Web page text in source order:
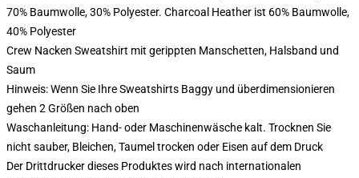
70% Baumwolle, 30% Polyester. Charcoal Heather ist 60% Baumwolle,
40% Polyester
Crew Nacken Sweatshirt mit gerippten Manschetten, Halsband und
Saum
Hinweis: Wenn Sie Ihre Sweatshirts Baggy und überdimensionieren
gehen 2 Größen nach oben
Waschanleitung: Hand- oder Maschinenwäsche kalt. Trocknen Sie
nicht sauber, Bleichen, Taumel trocken oder Eisen auf dem Druck
Der Drittdrucker dieses Produktes wird nach internationalen